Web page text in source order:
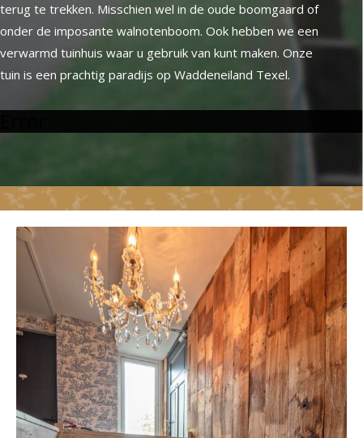
terug te trekken. Misschien wel in de oude boomgaard of
onder de imposante walnotenboom. Ook hebben we een
verwarmd tuinhuis waar u gebruik van kunt maken. Onze
tuin is een prachtig paradijs op Waddeneiland Texel.